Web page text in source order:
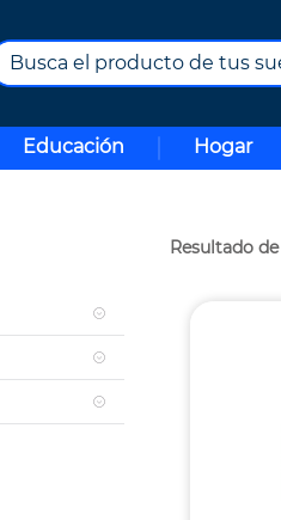
el producto de tus
Educación Hogar